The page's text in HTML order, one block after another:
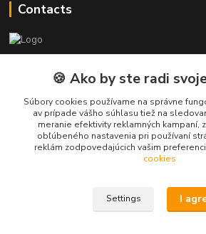
Contacts
+421 915 709 534
(Mo-Fri, 9-17 hod.) or Whatsap 24/7
skifi.space@gmail.com
🍪 Ako by ste radi
Súbory cookies používame na správne
av prípade vášho súhlasu tiež na
meranie efektivity reklamných kampaní,
obľúbeného nastavenia pri používaní
reklám zodpovedajúcich vašim
cookies
Settings I